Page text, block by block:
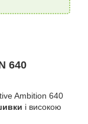
640
Ambition 640
і високою